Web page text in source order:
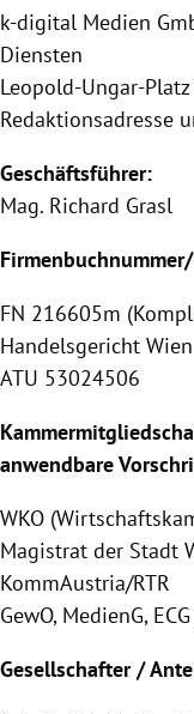
Untermenü
Untermenü
k-digital Medien
Diensten
Leopold-Ungar-
Redaktionsadresse
Geschäftsführer:
Mag. Richard Grasl
FN 216605m
Handelsgericht Wien
ATU 53024506
anwendbare
WKO
Magistrat der Stadt
KommAustria/RTR
GewO, MedienG,
Gesellschafter /